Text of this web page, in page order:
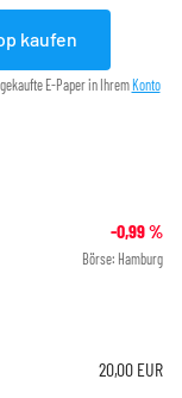
kaufen
E-Paper in IhremKonto
-0,99%
Börse: Hamburg
20,00 EUR